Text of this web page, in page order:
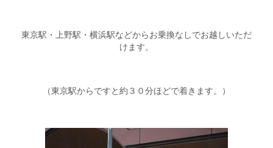
東京駅・上野駅・横浜駅などからお乗換なしでお越しいただ
けます。
（東京駅からですと約３０分ほどで着きます。）